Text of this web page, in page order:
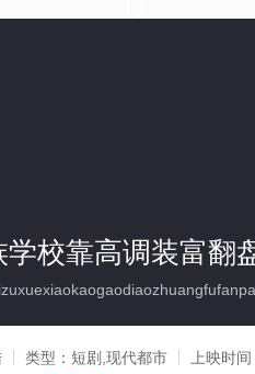
学校靠高调装富翻
类型： 短剧,现代都市 上映时间